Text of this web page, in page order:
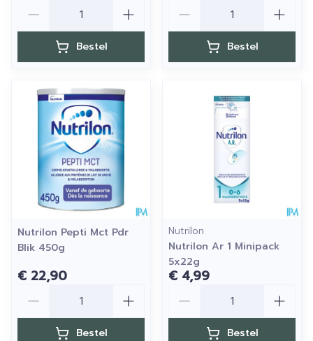
Bestel Bestel
Nutrilon Pepti Mct Pdr
Blik 450g
€ 22,90
Bestel
Nutrilon
Nutrilon Ar 1 Minipack
5x22g
€ 4,99
Bestel